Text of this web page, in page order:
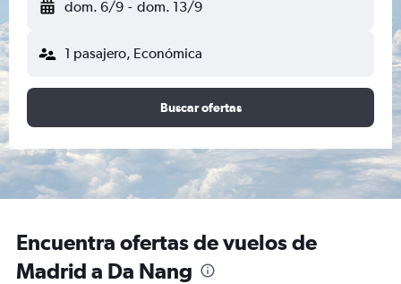
dom. 6/9 - dom. 13/9
1 pasajero, Económica
Buscar ofertas
Encuentra ofertas de vuelos de
Madrid a Da Nang